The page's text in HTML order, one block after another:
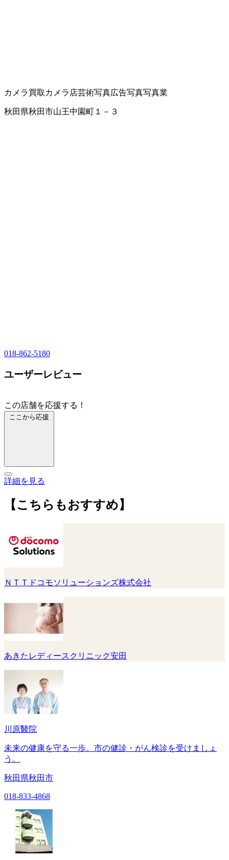
カメラ買取 カメラ店芸術写真広告写真写真業
秋田県秋田市山王中園町１－３
018-862-5180
ユーザーレビュー
この店舗を応援する！
ここから応援
詳細を見る
【こちらもおすすめ】
ＮＴＴドコモソリューションズ株式会社
あきたレディースクリニック安田
川原醫院
未来の健康を守る一歩。市の健診・がん検診を受けましょ
う。
秋田県秋田市
018-833-4868